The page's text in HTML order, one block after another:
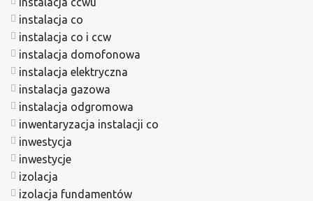
instalacja co
instalacja co i ccw
instalacja domofonowa
instalacja elektryczna
instalacja gazowa
instalacja odgromowa
inwentaryzacja instalacji co
inwestycja
inwestycje
izolacja
izolacja fundamentów